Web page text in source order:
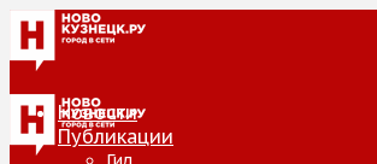
Новости
Публикации